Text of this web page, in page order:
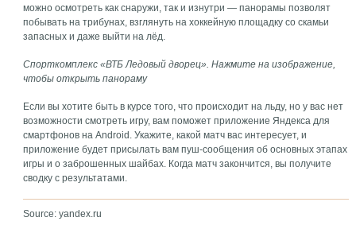
можно осмотреть как снаружи, так и изнутри — панорамы позволят
побывать на трибунах, взглянуть на хоккейную площадку со скамьи
запасных и даже выйти на лёд.
Спорткомплекс «ВТБ Ледовый дворец». Нажмите на изображение,
чтобы открыть панораму
Если вы хотите быть в курсе того, что происходит на льду, но у вас нет
возможности смотреть игру, вам поможет приложение Яндекса для
смартфонов на Android. Укажите, какой матч вас интересует, и
приложение будет присылать вам пуш-сообщения об основных этапах
игры и о заброшенных шайбах. Когда матч закончится, вы получите
сводку с результатами.
Source: yandex.ru